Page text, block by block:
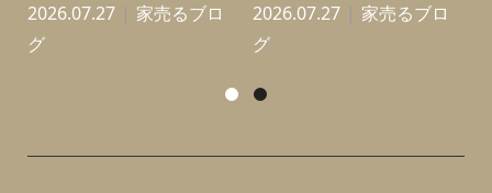
2026.07.27
家売るブロ
グ
2026.07.27
家売るブロ
グ